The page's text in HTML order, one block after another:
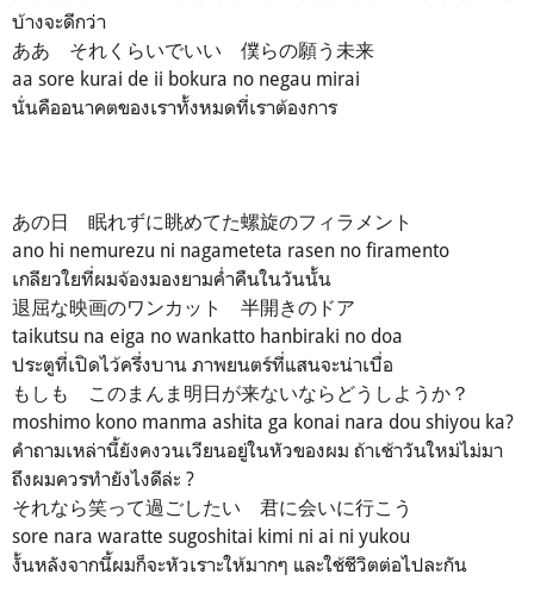
บ้างจะดีกว่า
ああ それくらいでいい 僕らの願う未来
aa sore kurai de ii bokura no negau mirai
นั่นคืออนาคตของเราทั้งหมดที่เราต้องการ
あの日 眠れずに眺めてた螺旋のフィラメント
ano hi nemurezu ni nagameteta rasen no firamento
เกลียวใยที่ผมจ้องมองยามค่ำคืนในวันนั้น
退屈な映画のワンカット 半開きのドア
taikutsu na eiga no wankatto hanbiraki no doa
ประตูที่เปิดไว้ครึ่งบาน ภาพยนตร์ที่แสนจะน่าเบื่อ
もしも このまんま明日が来ないならどうしようか？
moshimo kono manma ashita ga konai nara dou shiyou ka?
คำถามเหล่านี้ยังคงวนเวียนอยู่ในหัวของผม ถ้าเช้าวันใหม่ไม่มา
ถึงผมควรทำยังไงดีล่ะ ?
それなら笑って過ごしたい 君に会いに行こう
sore nara waratte sugoshitai kimi ni ai ni yukou
งั้นหลังจากนี้ผมก็จะหัวเราะให้มากๆ และใช้ชีวิตต่อไปละกัน